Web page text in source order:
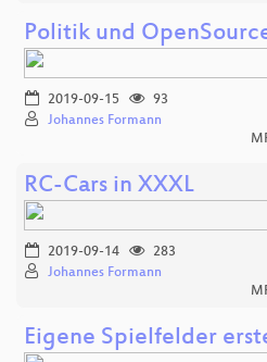
Politik und
2019-09-15
93
Johannes Formann
RC-Cars in XXXL
2019-09-14
283
Johannes Formann
Eigene Spielfelder